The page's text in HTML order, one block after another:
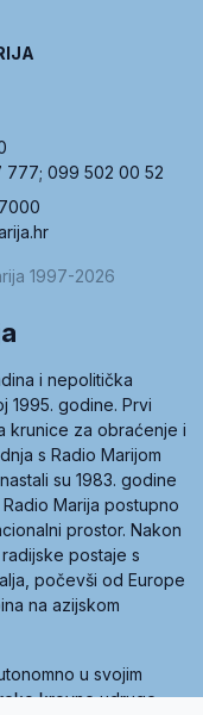
777; 099 502 00 52
1997-2026
i nepolitička
1995. godine. Prvi
krunice za obraćenje i
s Radio Marijom
su 1983. godine
Marija postupno
prostor. Nakon
postaje s
počevši od Europe
na azijskom
u svojim
krovne udruge